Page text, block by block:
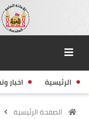
الرئيسية اخبار
الصفحة الرئيسية